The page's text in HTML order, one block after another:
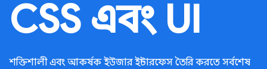
CSS এবং UI
শক্তিশালী এবং আকর্ষক ইউজার ইন্টারফেস তৈরি করতে সর্বশেষ